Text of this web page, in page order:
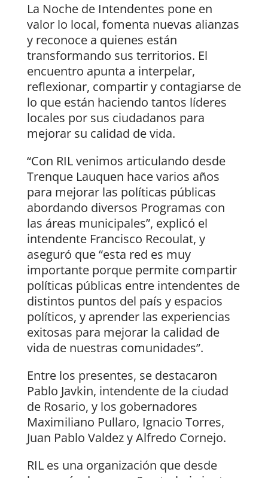
La Noche de Intendentes pone en
valor lo local, fomenta nuevas alianzas
y reconoce a quienes están
transformando sus territorios. El
encuentro apunta a interpelar,
reflexionar, compartir y contagiarse de
lo que están haciendo tantos líderes
locales por sus ciudadanos para
mejorar su calidad de vida.
“Con RIL venimos articulando desde
Trenque Lauquen hace varios años
para mejorar las políticas públicas
abordando diversos Programas con
las áreas municipales”, explicó el
intendente Francisco Recoulat, y
aseguró que “esta red es muy
importante porque permite compartir
políticas públicas entre intendentes de
distintos puntos del país y espacios
políticos, y aprender las experiencias
exitosas para mejorar la calidad de
vida de nuestras comunidades”.
Entre los presentes, se destacaron
Pablo Javkin, intendente de la ciudad
de Rosario, y los gobernadores
Maximiliano Pullaro, Ignacio Torres,
Juan Pablo Valdez y Alfredo Cornejo.
RIL es una organización que desde